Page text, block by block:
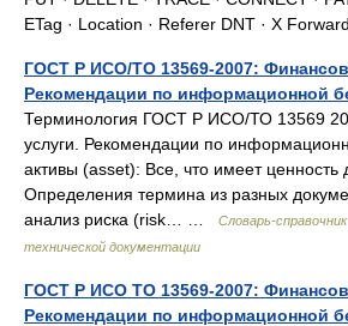
ETag · Location · Referer DNT · X
ГОСТ Р ИСО/ТО 13569-2007:
Рекомендации по информационной
Терминология ГОСТ Р ИСО/ТО 13569
услуги. Рекомендации по
активы (asset): Все, что имеет ценность
Определения термина из разных
анализ риска (risk… …
Словарь-
технической документации
ГОСТ Р ИСО ТО 13569-2007:
Рекомендации по информационной